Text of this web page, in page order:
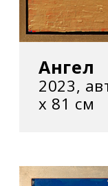
Ангел
2023,
х 81 см